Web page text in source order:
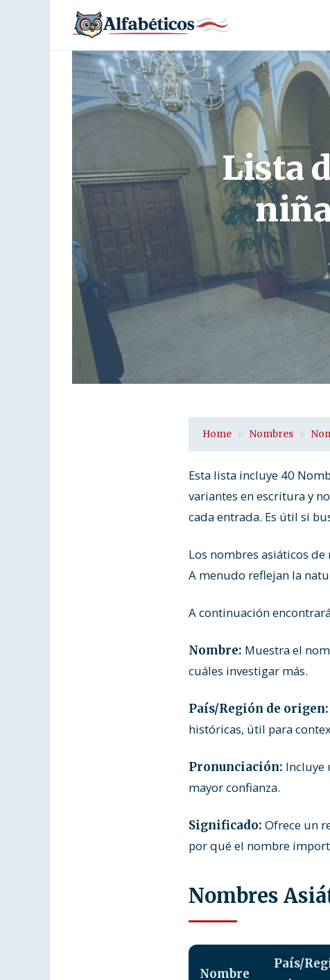
Lista
Home Nombres
Esta lista incluye 40
variantes en escritura y
cada entrada. Es útil si
Los nombres asiáticos
A menudo reflejan la
A continuación
Nombre: Muestra el
cuáles investigar más.
País/Región de origen:
históricas, útil para
Pronunciación: Incluye
mayor confianza.
Significado: Ofrece un
por qué el nombre
Nombres
Nombre
País/